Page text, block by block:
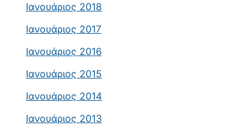
Ιανουάριος 2018
Ιανουάριος 2017
Ιανουάριος 2016
Ιανουάριος 2015
Ιανουάριος 2014
Ιανουάριος 2013